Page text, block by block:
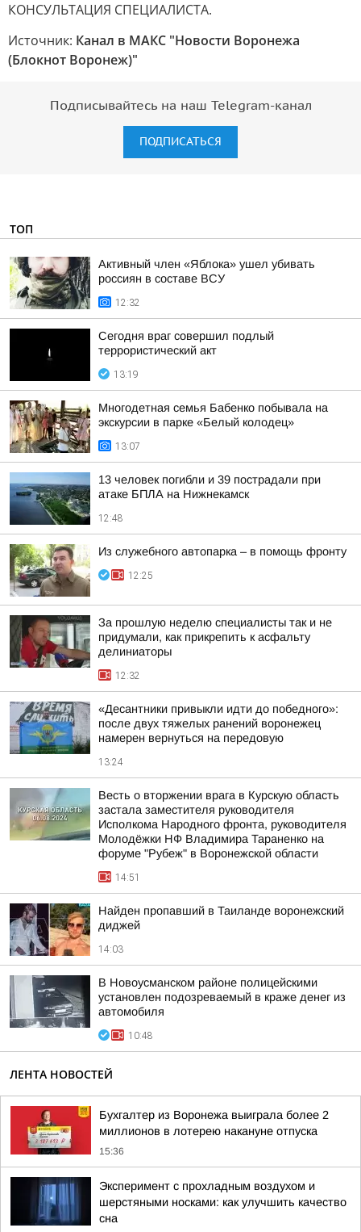
КОНСУЛЬТАЦИЯ СПЕЦИАЛИСТА.
Источник: Канал в МАКС "Новости Воронежа
(Блокнот Воронеж)"
Подписывайтесь на наш Telegram-канал
ПОДПИСАТЬСЯ
ТОП
Активный член «Яблока» ушел убивать
россиян в составе ВСУ
12:32
Сегодня враг совершил подлый
террористический акт
13:19
Многодетная семья Бабенко побывала на
экскурсии в парке «Белый колодец»
13:07
13 человек погибли и 39 пострадали при
атаке БПЛА на Нижнекамск
12:48
Из служебного автопарка – в помощь фронту
12:25
За прошлую неделю специалисты так и не
придумали, как прикрепить к асфальту
делиниаторы
12:32
«Десантники привыкли идти до победного»:
после двух тяжелых ранений воронежец
намерен вернуться на передовую
13:24
Весть о вторжении врага в Курскую область
застала заместителя руководителя
Исполкома Народного фронта, руководителя
Молодёжки НФ Владимира Тараненко на
форуме "Рубеж" в Воронежской области
14:51
Найден пропавший в Таиланде воронежский
диджей
14:03
В Новоусманском районе полицейскими
установлен подозреваемый в краже денег из
автомобиля
10:48
ЛЕНТА НОВОСТЕЙ
Бухгалтер из Воронежа выиграла более 2
миллионов в лотерею накануне отпуска
15:36
Эксперимент с прохладным воздухом и
шерстяными носками: как улучшить качество
сна